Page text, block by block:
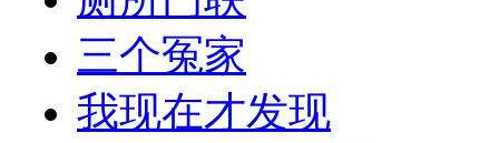
三个冤家
我现在才发现